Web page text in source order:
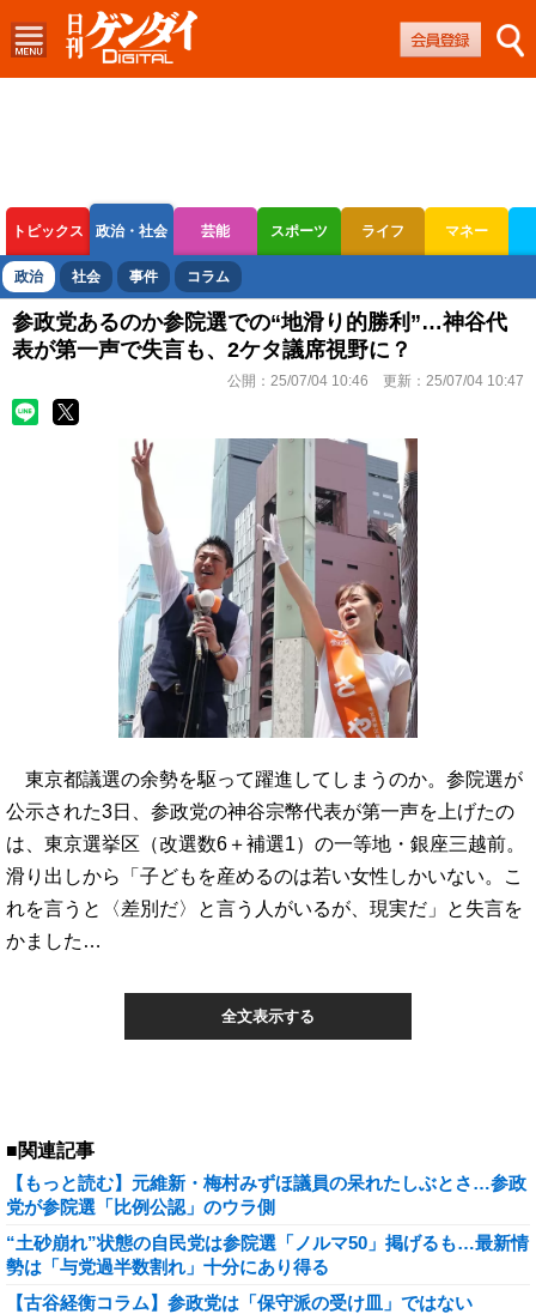
トピックス 政治・社会 芸能 スポーツ ライフ マネー
ボートレース 競輪 オートレース
政治 社会 事件 コラム
参政党あるのか参院選での“地滑り的勝利”…神谷代
表が第一声で失言も、2ケタ議席視野に？
公開： 25/07/04 10:46 更新： 25/07/04 10:47
東京都議選の余勢を駆って躍進してしまうのか。参院選が
公示された3日、参政党の神谷宗幣代表が第一声を上げたの
は、東京選挙区（改選数6＋補選1）の一等地・銀座三越前。
滑り出しから「子どもを産めるのは若い女性しかいない。こ
れを言うと〈差別だ〉と言う人がいるが、現実だ」と失言を
かました…
全文表示する
■関連記事
【もっと読む】元維新・梅村みずほ議員の呆れたしぶとさ…参政
党が参院選「比例公認」のウラ側
“土砂崩れ”状態の自民党は参院選「ノルマ50」掲げるも…最新情
勢は「与党過半数割れ」十分にあり得る
【古谷経衡コラム】参政党は「保守派の受け皿」ではない